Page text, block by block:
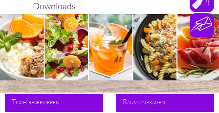
Downloads
Tisch reservieren Raum anfragen